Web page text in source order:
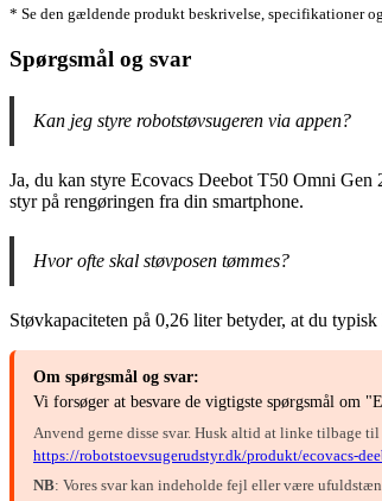
* Se den gældende produkt beskrivelse, specifikationer
Spørgsmål og svar
Kan jeg styre robotstøvsugeren via appen?
Ja, du kan styre Ecovacs Deebot T50 Omni
styr på rengøringen fra din smartphone.
Hvor ofte skal støvposen tømmes?
Støvkapaciteten på 0,26 liter betyder, at du
Om spørgsmål og svar:
Vi forsøger at besvare de vigtigste spørgsmål om
Anvend gerne disse svar. Husk altid at linke tilbage
https://robotstoevsugerudstyr.dk/produkt/ecovacs-
NB: Vores svar kan indeholde fejl eller være